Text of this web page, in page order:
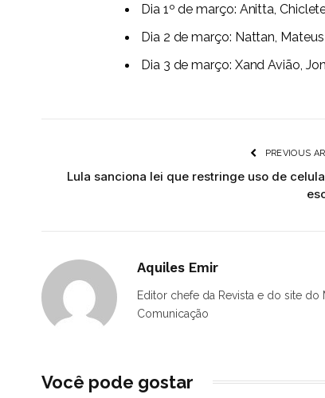
Dia 1º de março: Anitta,
Dia 2 de março: Nattan,
Dia 3 de março: Xand Avião,
PREVIOUS
Lula sanciona lei que restringe uso de
Aquiles Emir
Editor chefe da Revista e do site
Comunicação
Você pode gostar